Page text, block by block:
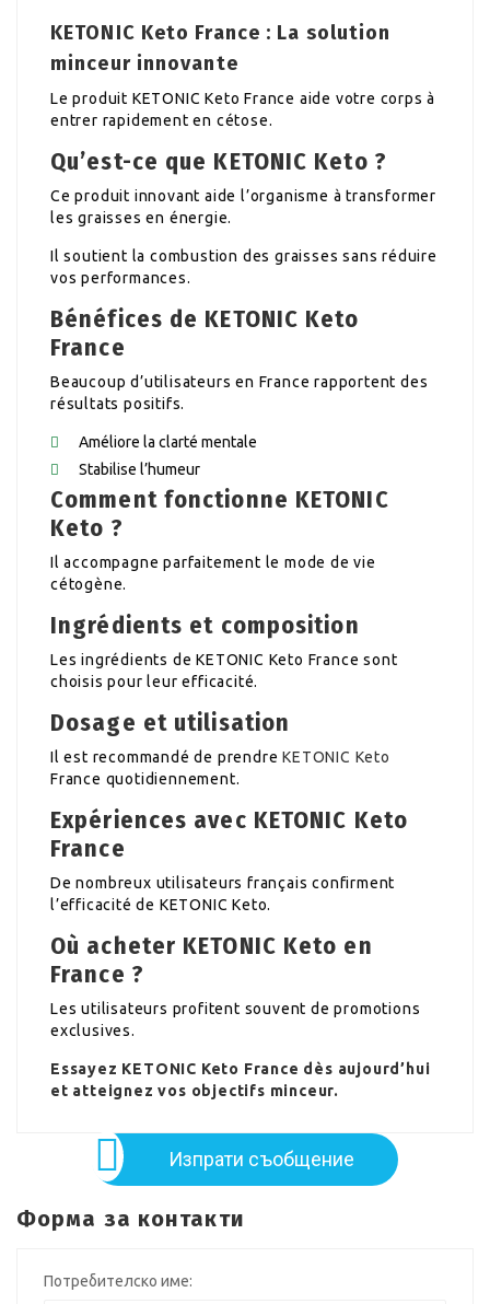
KETONIC Keto France : La solution
minceur innovante
Le produit KETONIC Keto France aide votre corps à
entrer rapidement en cétose.
Qu’est-ce que KETONIC Keto ?
Ce produit innovant aide l’organisme à transformer
les graisses en énergie.
Il soutient la combustion des graisses sans réduire
vos performances.
Bénéfices de KETONIC Keto
France
Beaucoup d’utilisateurs en France rapportent des
résultats positifs.
Améliore la clarté mentale
Stabilise l’humeur
Comment fonctionne KETONIC
Keto ?
Il accompagne parfaitement le mode de vie
cétogène.
Ingrédients et composition
Les ingrédients de KETONIC Keto France sont
choisis pour leur efficacité.
Dosage et utilisation
Il est recommandé de prendreKETONIC Keto
France quotidiennement.
Expériences avec KETONIC Keto
France
De nombreux utilisateurs français confirment
l’efficacité de KETONIC Keto.
Où acheter KETONIC Keto en
France ?
Les utilisateurs profitent souvent de promotions
exclusives.
Essayez KETONIC Keto France dès aujourd’hui
et atteignez vos objectifs minceur.
Изпрати съобщение
Форма за контакти
Потребителско име: